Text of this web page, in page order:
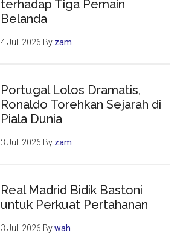
terhadap Tiga Pemain
Belanda
4 Juli 2026 By zam
Portugal Lolos Dramatis,
Ronaldo Torehkan Sejarah di
Piala Dunia
3 Juli 2026 By zam
Real Madrid Bidik Bastoni
untuk Perkuat Pertahanan
3 Juli 2026 Bywah